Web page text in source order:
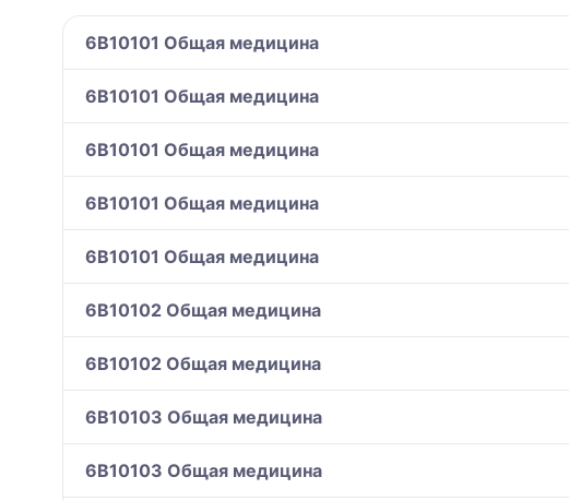
6B10101 Общая медицина
6B10101 Общая медицина
6B10101 Общая медицина
6B10101 Общая медицина
6B10101 Общая медицина
6B10102 Общая медицина
6B10102 Общая медицина
6B10103 Общая медицина
6B10103 Общая медицина